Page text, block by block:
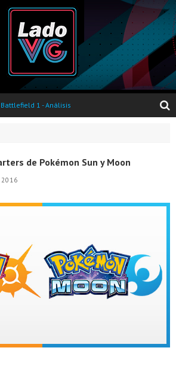
Battlefield 1 - Análisis
Evento de Nvidia en Argentina - Presentación GeForce GTX 1050 y GTX 1050Ti
Presentacion Watch Dogs 2 en Argentina
de Pokémon Sun y Moon
2016